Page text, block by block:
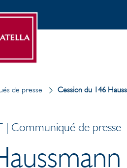
de presse Cession du 146
| Communiqué de presse